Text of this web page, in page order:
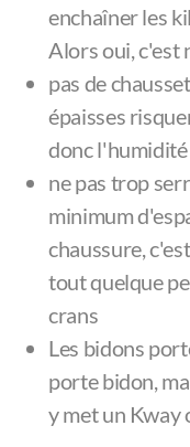
enchaîner les
Alors oui, c'est
pas de
épaisses
donc
ne pas trop
minimum
chaussure,
tout quelque
crans
Les bidons
porte bidon,
y met un Kway